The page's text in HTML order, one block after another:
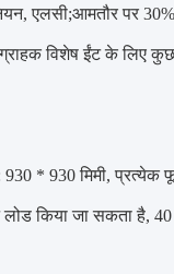
एलसी;आमतौर पर
विशेष ईंट के लिए
* 930 मिमी, प्रत्येक
किया जा सकता है,